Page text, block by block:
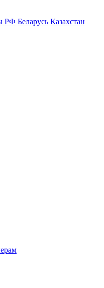
РФ Беларусь Казахстан